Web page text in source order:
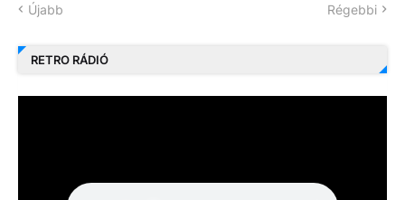
Újabb Régebbi
RETRO RÁDIÓ